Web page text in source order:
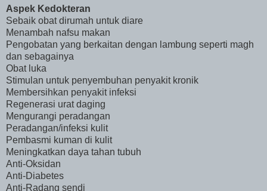
Aspek Kedokteran
Sebaik obat dirumah untuk diare
Menambah nafsu makan
Pengobatan yang berkaitan dengan lambung seperti magh
dan sebagainya
Obat luka
Stimulan untuk penyembuhan penyakit kronik
Membersihkan penyakit infeksi
Regenerasi urat daging
Mengurangi peradangan
Peradangan/infeksi kulit
Pembasmi kuman di kulit
Meningkatkan daya tahan tubuh
Anti-Oksidan
Anti-Diabetes
Anti-Radang sendi